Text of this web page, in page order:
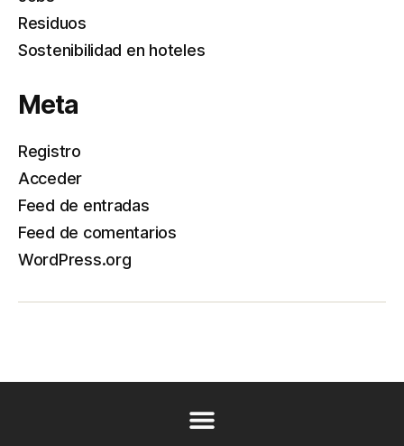
Residuos
Sostenibilidad en hoteles
Meta
Registro
Acceder
Feed de entradas
Feed de comentarios
WordPress.org